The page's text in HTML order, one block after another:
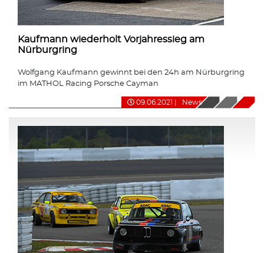
Kaufmann wiederholt Vorjahressieg am
Nürburgring
Wolfgang Kaufmann gewinnt bei den 24h am Nürburgring
im MATHOL Racing Porsche Cayman
09.06.2021 News